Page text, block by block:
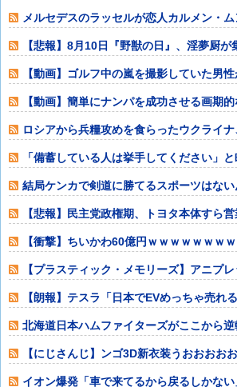
メルセデスのラッセルが恋人カルメン・
【悲報】8月10日『野獣の日』、淫夢厨が
【動画】ゴルフ中の嵐を撮影していた男性
他
【動画】簡単にナンパを成功させる画期
wwwwww他
ロシアから兵糧攻めを食らったウクライ
なる他
「備蓄している人は挙手してください」
グ、何の気なしに
結局ケンカで剣道に勝てるスポーツはな
【悲報】民主党政権期、トヨタ本体すら
高」…中小企業の
【衝撃】ちいかわ60億円ｗｗｗｗｗｗｗ
【プラスティック・メモリーズ】アニプ
ウェディングド
【朗報】テスラ「日本でEVめっちゃ売れ
ね」他
北海道日本ハムファイターズがここから
どれくらいある
【にじさんじ】ンゴ3D新衣装うおおおお
イオン爆発「車で来てるから戻るしかな